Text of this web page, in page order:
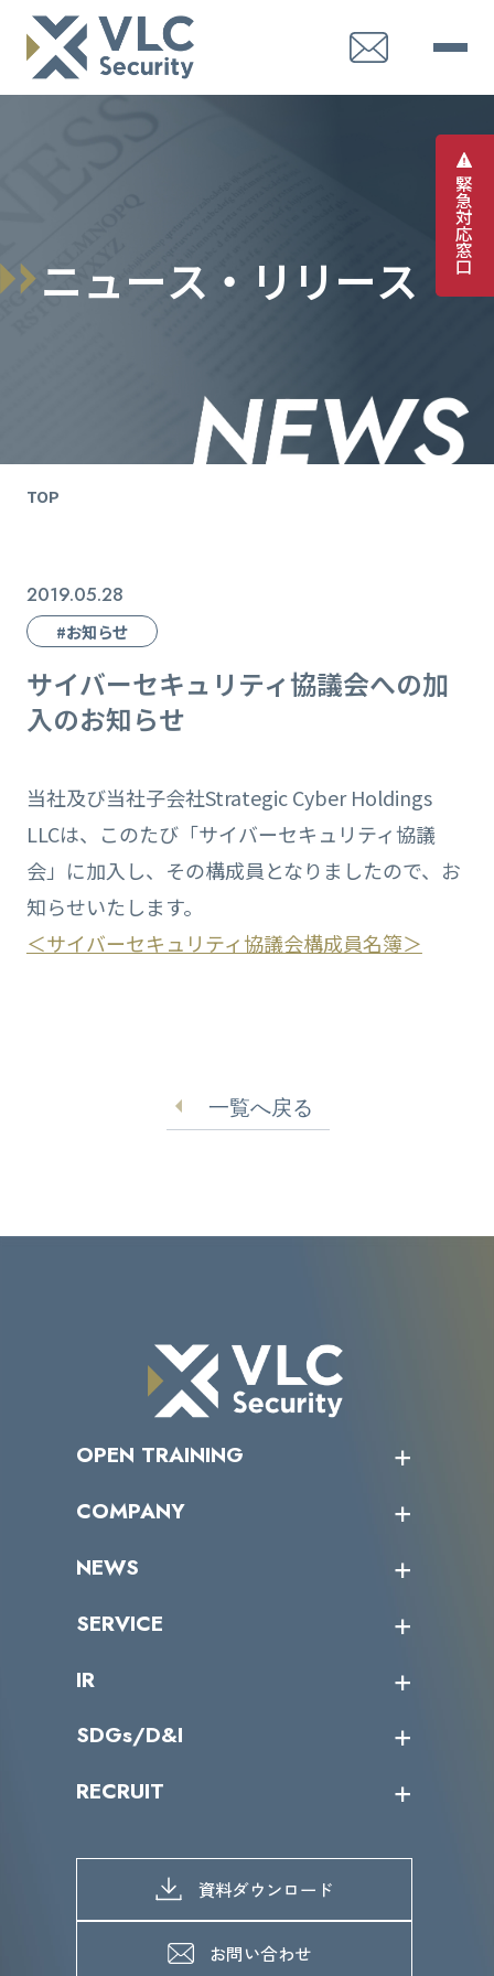
緊
急
対
応
窓
口
ニュース ・ リ リ ース
TOP
2019.05.28
#お知らせ
サイバーセキュリティ協議会への加
入のお知らせ
当社及び当社子会社Strategic Cyber Holdings
LLCは、このたび「サイバーセキュリティ協議
会」に加入し、その構成員となりましたので、お
知らせいたします。
＜サイバーセキュリティ協議会構成員名簿＞
一覧へ戻る
OPEN TRAINING
受講者の声
COMPANY
トップメッセージ
ミッション／ビジョン
パートナー企業一覧
NEWS
サイバーニュース
SERVICE
カテゴリー別サービス一覧
IR
IRカレンダー
IRライブラリー
よくあるご質問
SDGs/D&I
当グループのマテリアリティ
SDGs推進体制
D&Iの取り組み
RECRUIT
募集職種一覧
メッセージ
メンバーインタビュー
資料ダウンロード
お問い合わせ